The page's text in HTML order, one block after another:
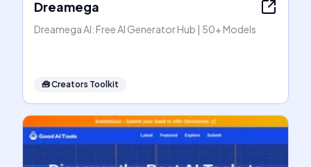
Dreamega
Dreamega AI: Free AI Generator Hub | 50+ Models
🧰Creators Toolkit